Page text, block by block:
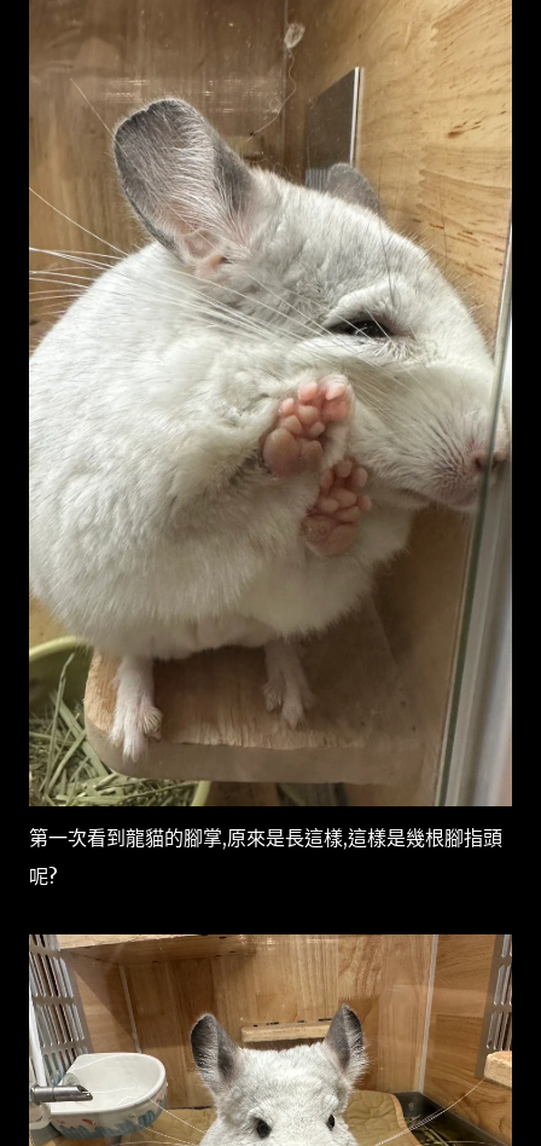
第一次看到龍貓的腳掌,原來是長這樣,這樣是幾根腳指頭
呢?